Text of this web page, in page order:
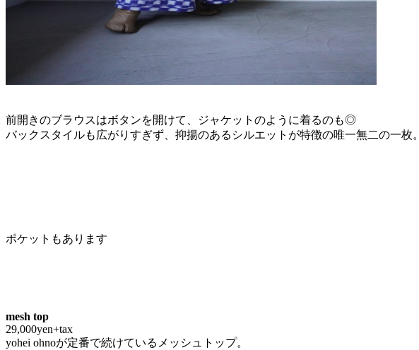
前開きのブラウスはボタンを開けて、ジャケットのように着るのも◎
バックスタイルも広がりすぎず、抑揚のあるシルエットが特徴の唯一無二の一枚。
ポケットもあります
mesh top
29,000yen+tax
yohei ohnoが定番で続けているメッシュトップ。